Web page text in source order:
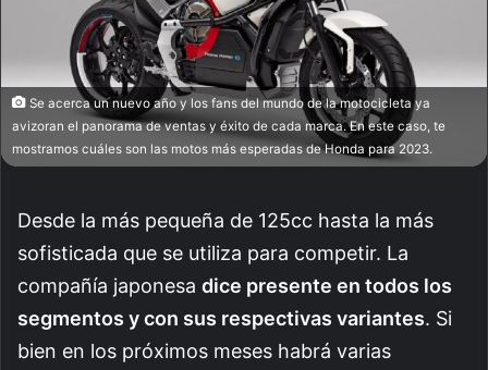
Se acerca un nuevo año y los fans del mundo de la motocicleta ya
avizoran el panorama de ventas y éxito de cada marca. En este caso, te
mostramos cuáles son las motos más esperadas de Honda para 2023.
Desde la más pequeña de 125cc hasta la más
sofisticada que se utiliza para competir. La
compañía japonesa dice presente en todos los
segmentos y con sus respectivas variantes. Si
bien en los próximos meses habrá varias